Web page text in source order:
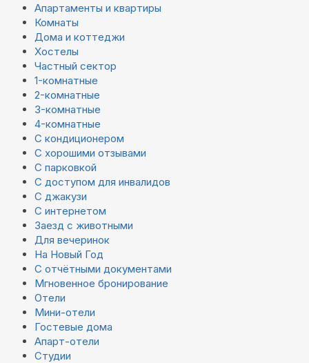
Апартаменты и квартиры
Комнаты
Дома и коттеджи
Хостелы
Частный сектор
1-комнатные
2-комнатные
3-комнатные
4-комнатные
С кондиционером
С хорошими отзывами
С парковкой
С доступом для инвалидов
С джакузи
С интернетом
Заезд с животными
Для вечеринок
На Новый Год
С отчётными документами
Мгновенное бронирование
Отели
Мини-отели
Гостевые дома
Апарт-отели
Студии